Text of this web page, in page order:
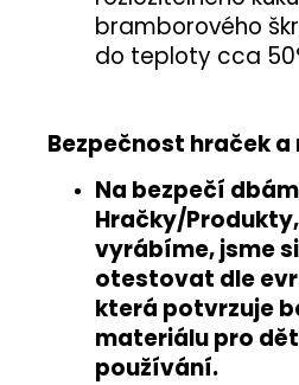
bramborového
do teploty cca
Bezpečnost hraček
Na bezpečí
Hračky/
vyrábíme, jsme
otestovat dle
která potvrzuje
materiálu pro
používání.